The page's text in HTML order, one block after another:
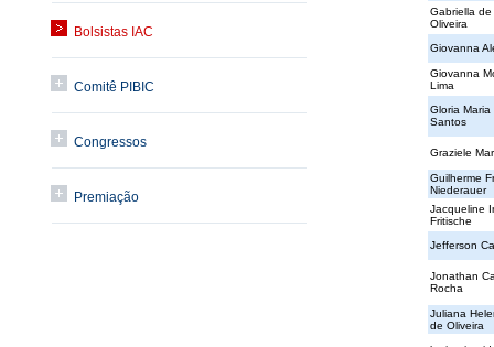
Bolsistas IAC
Comitê PIBIC
Congressos
Premiação
Gabriella
Oliveira
Giovanna
Giovanna
Lima
Gloria Maria
Santos
Graziele
Guilherme
Niederauer
Jacqueline
Fritische
Jefferson
Jonathan
Rocha
Juliana
de Oliveira